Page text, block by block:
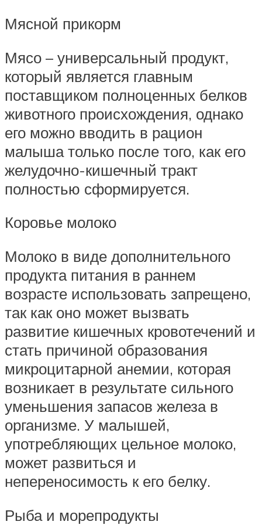
Мясной прикорм
Мясо – универсальный продукт,
который является главным
поставщиком полноценных белков
животного происхождения, однако
его можно вводить в рацион
малыша только после того, как его
желудочно-кишечный тракт
полностью сформируется.
Коровье молоко
Молоко в виде дополнительного
продукта питания в раннем
возрасте использовать запрещено,
так как оно может вызвать
развитие кишечных кровотечений и
стать причиной образования
микроцитарной анемии, которая
возникает в результате сильного
уменьшения запасов железа в
организме. У малышей,
употребляющих цельное молоко,
может развиться и
непереносимость к его белку.
Рыба и морепродукты